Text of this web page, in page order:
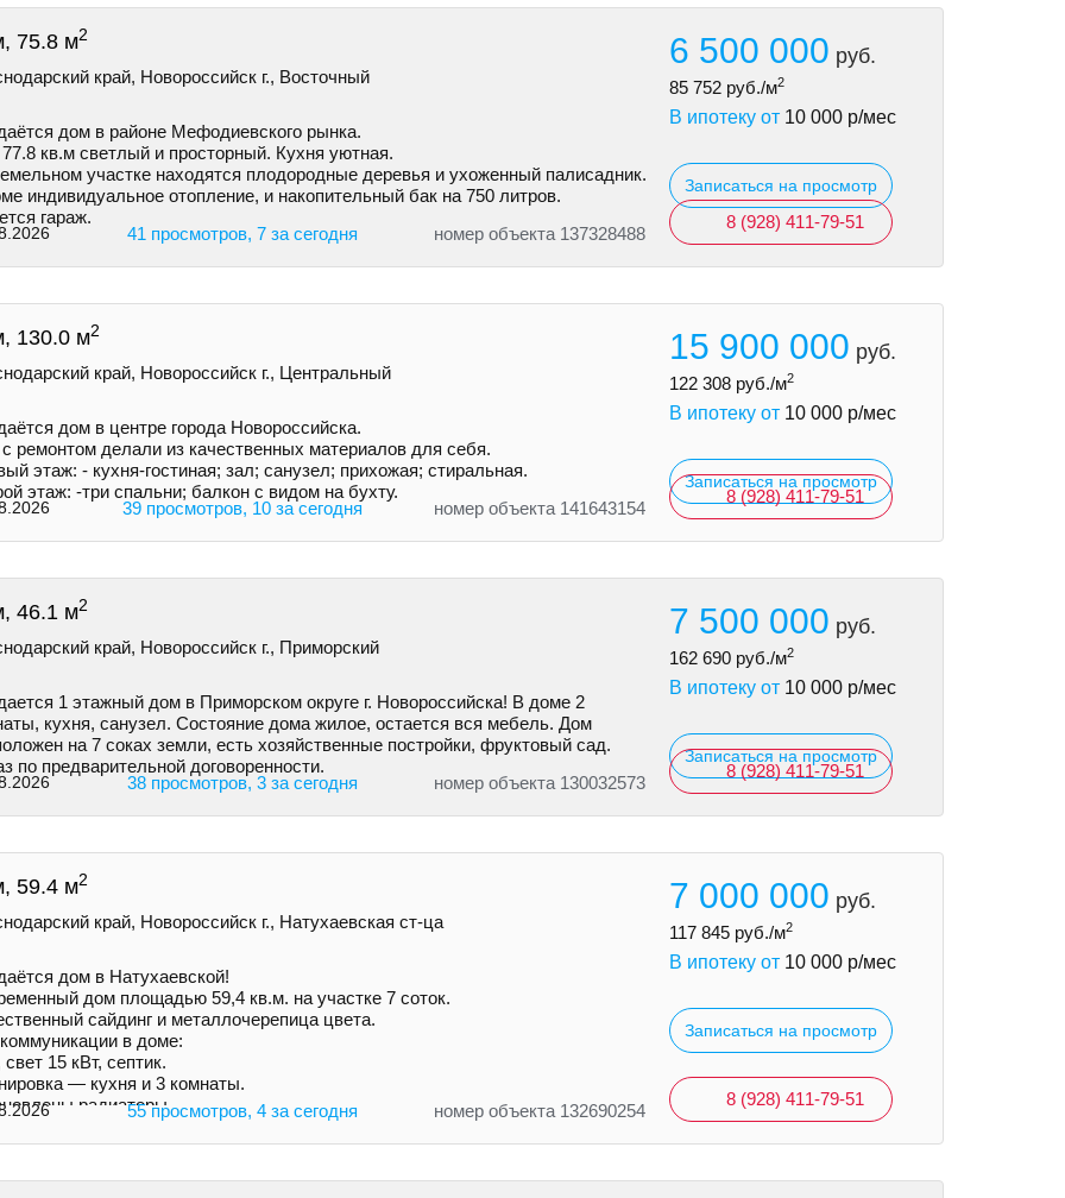
75.8 м2
край, Новороссийск г., Восточный
дом в районе Мефодиевского рынка.
кв.м светлый и просторный. Кухня уютная.
участке находятся плодородные деревья и ухоженный палисадник.
индивидуальное отопление, и накопительный бак на 750 литров.
гараж.
41 просмотров, 7 за сегодня номер объекта 137328488
6 500 000 руб.
85 752 руб./м2
В ипотеку от 10 000 р/мес
Записаться на просмотр
8 (928) 411-79-51
130.0 м2
край, Новороссийск г., Центральный
дом в центре города Новороссийска.
ремонтом делали из качественных материалов для себя.
этаж: - кухня-гостиная; зал; санузел; прихожая; стиральная.
этаж: -три спальни; балкон с видом на бухту.
39 просмотров, 10 за сегодня номер объекта 141643154
15 900 000 руб.
122 308 руб./м2
В ипотеку от 10 000 р/мес
Записаться на просмотр
8 (928) 411-79-51
46.1 м2
край, Новороссийск г., Приморский
1 этажный дом в Приморском округе г. Новороссийска! В доме 2
кухня, санузел. Состояние дома жилое, остается вся мебель. Дом
на 7 соках земли, есть хозяйственные постройки, фруктовый сад.
по предварительной договоренности.
38 просмотров, 3 за сегодня номер объекта 130032573
7 500 000 руб.
162 690 руб./м2
В ипотеку от 10 000 р/мес
Записаться на просмотр
8 (928) 411-79-51
59.4 м2
край, Новороссийск г., Натухаевская ст-ца
дом в Натухаевской!
дом площадью 59,4 кв.м. на учaстке 7 соток.
сайдинг и металлочepeпица цветa.
в доме:
свет 15 кВт, септик.
— кухня и 3 комнаты.
радиаторы.55 просмотров, 4 за сегодня номер объекта 132690254
7 000 000 руб.
117 845 руб./м2
В ипотеку от 10 000 р/мес
Записаться на просмотр
8 (928) 411-79-51